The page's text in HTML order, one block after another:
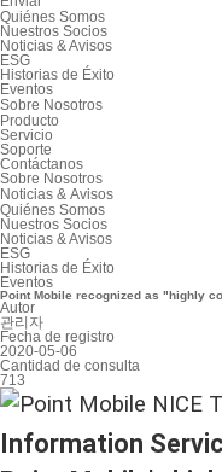
Quiénes Somos
Nuestros Socios
Noticias & Avisos
ESG
Historias de Éxito
Eventos
Sobre Nosotros
Producto
Servicio
Soporte
Contáctanos
Sobre Nosotros
Noticias & Avisos
Quiénes Somos
Nuestros Socios
Noticias & Avisos
ESG
Historias de Éxito
Eventos
Point Mobile recognized as "highly
Autor
관리자
Fecha de registro
2020-05-06
Cantidad de consulta
713
Information